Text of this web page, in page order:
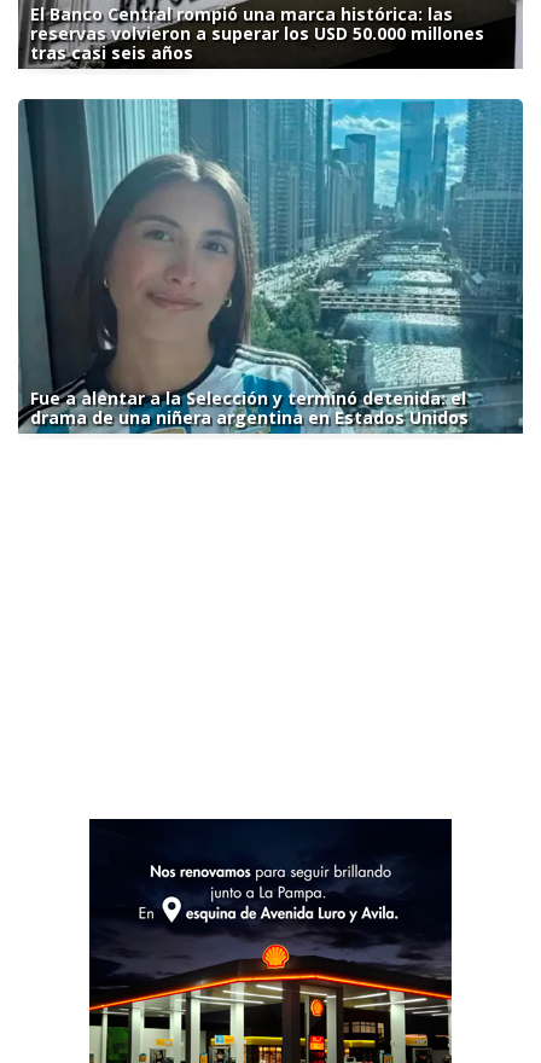
El Banco Central rompió una marca histórica: las
reservas volvieron a superar los USD 50.000 millones
tras casi seis años
Fue a alentar a la Selección y terminó detenida: el
drama de una niñera argentina en Estados Unidos